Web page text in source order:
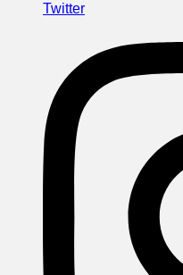
Twitter